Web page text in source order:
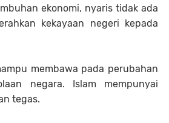
ekonomi, nyaris tidak ada
kekayaan negeri kepada
membawa pada perubahan
negara. Islam mempunyai
tegas.